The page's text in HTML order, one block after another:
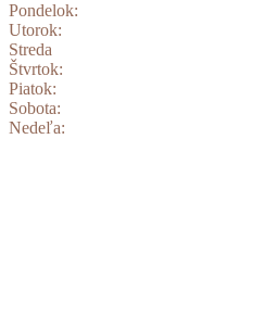
Pondelok:
Utorok:
Streda
Štvrtok:
Piatok:
Sobota:
Nedeľa: